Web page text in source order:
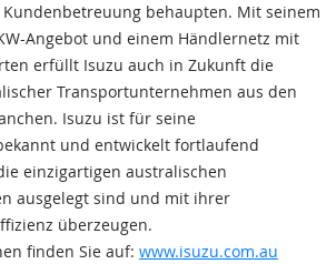
behaupten. Mit seinem
Angebot und einem Händlernetz mit
erfüllt Isuzu auch in Zukunft die
Transportunternehmen aus den
Isuzu ist für seine
und entwickelt fortlaufend
einzigartigen australischen
ausgelegt sind und mit ihrer
überzeugen.
finden Sie auf: www.isuzu.com.au